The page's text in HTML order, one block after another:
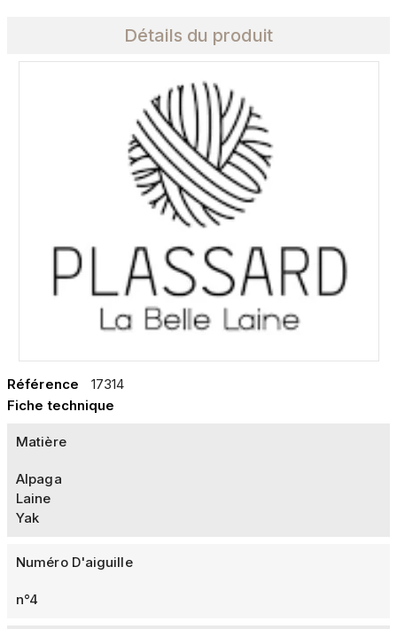
Détails du produit
Référence
17314
Fiche technique
Matière
Alpaga
Laine
Yak
Numéro D'aiguille
n°4